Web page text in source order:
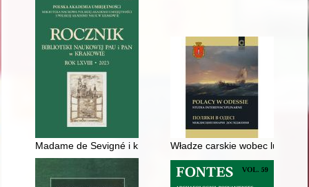
Madame de Sevigné i król Jan III Sobieski – mistrzyni i mistrz
Władze carskie wobec